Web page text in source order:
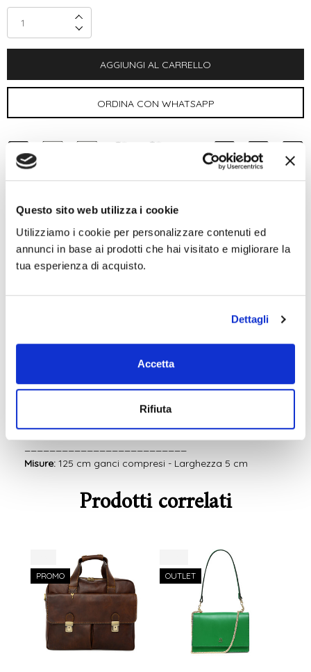
Questo sito web utilizza i cookie
Utilizziamo i cookie per personalizzare contenuti ed
annunci in base ai prodotti che hai visitato e migliorare la
tua esperienza di acquisto.
Dettagli
Accetta
Rifiuta
Incrementa Quantità:
Tracolla lunga e regolabile in tessuto a fantasia, larga 5
cm, con profilo in pelle nera e metallo oro
Lunghezza: 125 cm (Totale) regolabile
fantasie
Spedizione 24/48h ITALIA GRATIS
: Metallo color oro
Chiusura:Ganci
Misure: 125 cm ganci compresi - Larghezza 5 cm
Prodotti correlati
PROMO
OUTLET